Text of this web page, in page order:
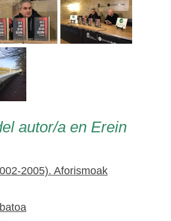
autor/a en Erein
2005). Aforismoak